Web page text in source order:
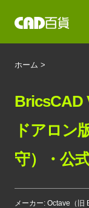
ホーム >
BricsCAD
ドアロン
守）・公
メーカー: Octave（旧